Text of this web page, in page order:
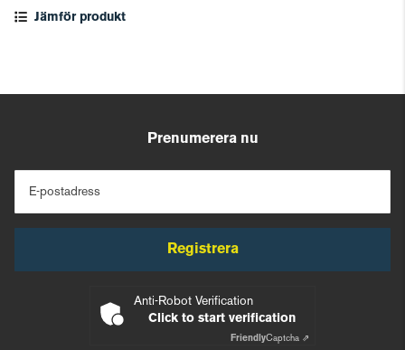
Jämför produkt
Prenumerera nu
E-postadress
Registrera
Anti-Robot Verification
Click to start verification
FriendlyCaptcha ⇗